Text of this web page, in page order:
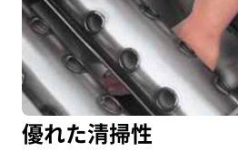
優れた清掃性